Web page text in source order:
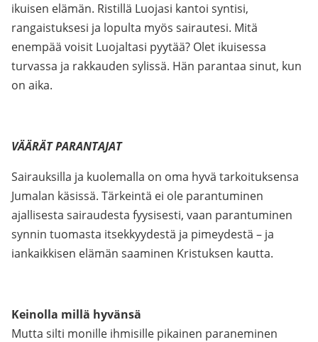
ikuisen elämän. Ristillä Luojasi kantoi syntisi,
rangaistuksesi ja lopulta myös sairautesi. Mitä
enempää voisit Luojaltasi pyytää? Olet ikuisessa
turvassa ja rakkauden sylissä. Hän parantaa sinut, kun
on aika.
VÄÄRÄT PARANTAJAT
Sairauksilla ja kuolemalla on oma hyvä tarkoituksensa
Jumalan käsissä. Tärkeintä ei ole parantuminen
ajallisesta sairaudesta fyysisesti, vaan parantuminen
synnin tuomasta itsekkyydestä ja pimeydestä – ja
iankaikkisen elämän saaminen Kristuksen kautta.
Keinolla millä hyvänsä
Mutta silti monille ihmisille pikainen paraneminen